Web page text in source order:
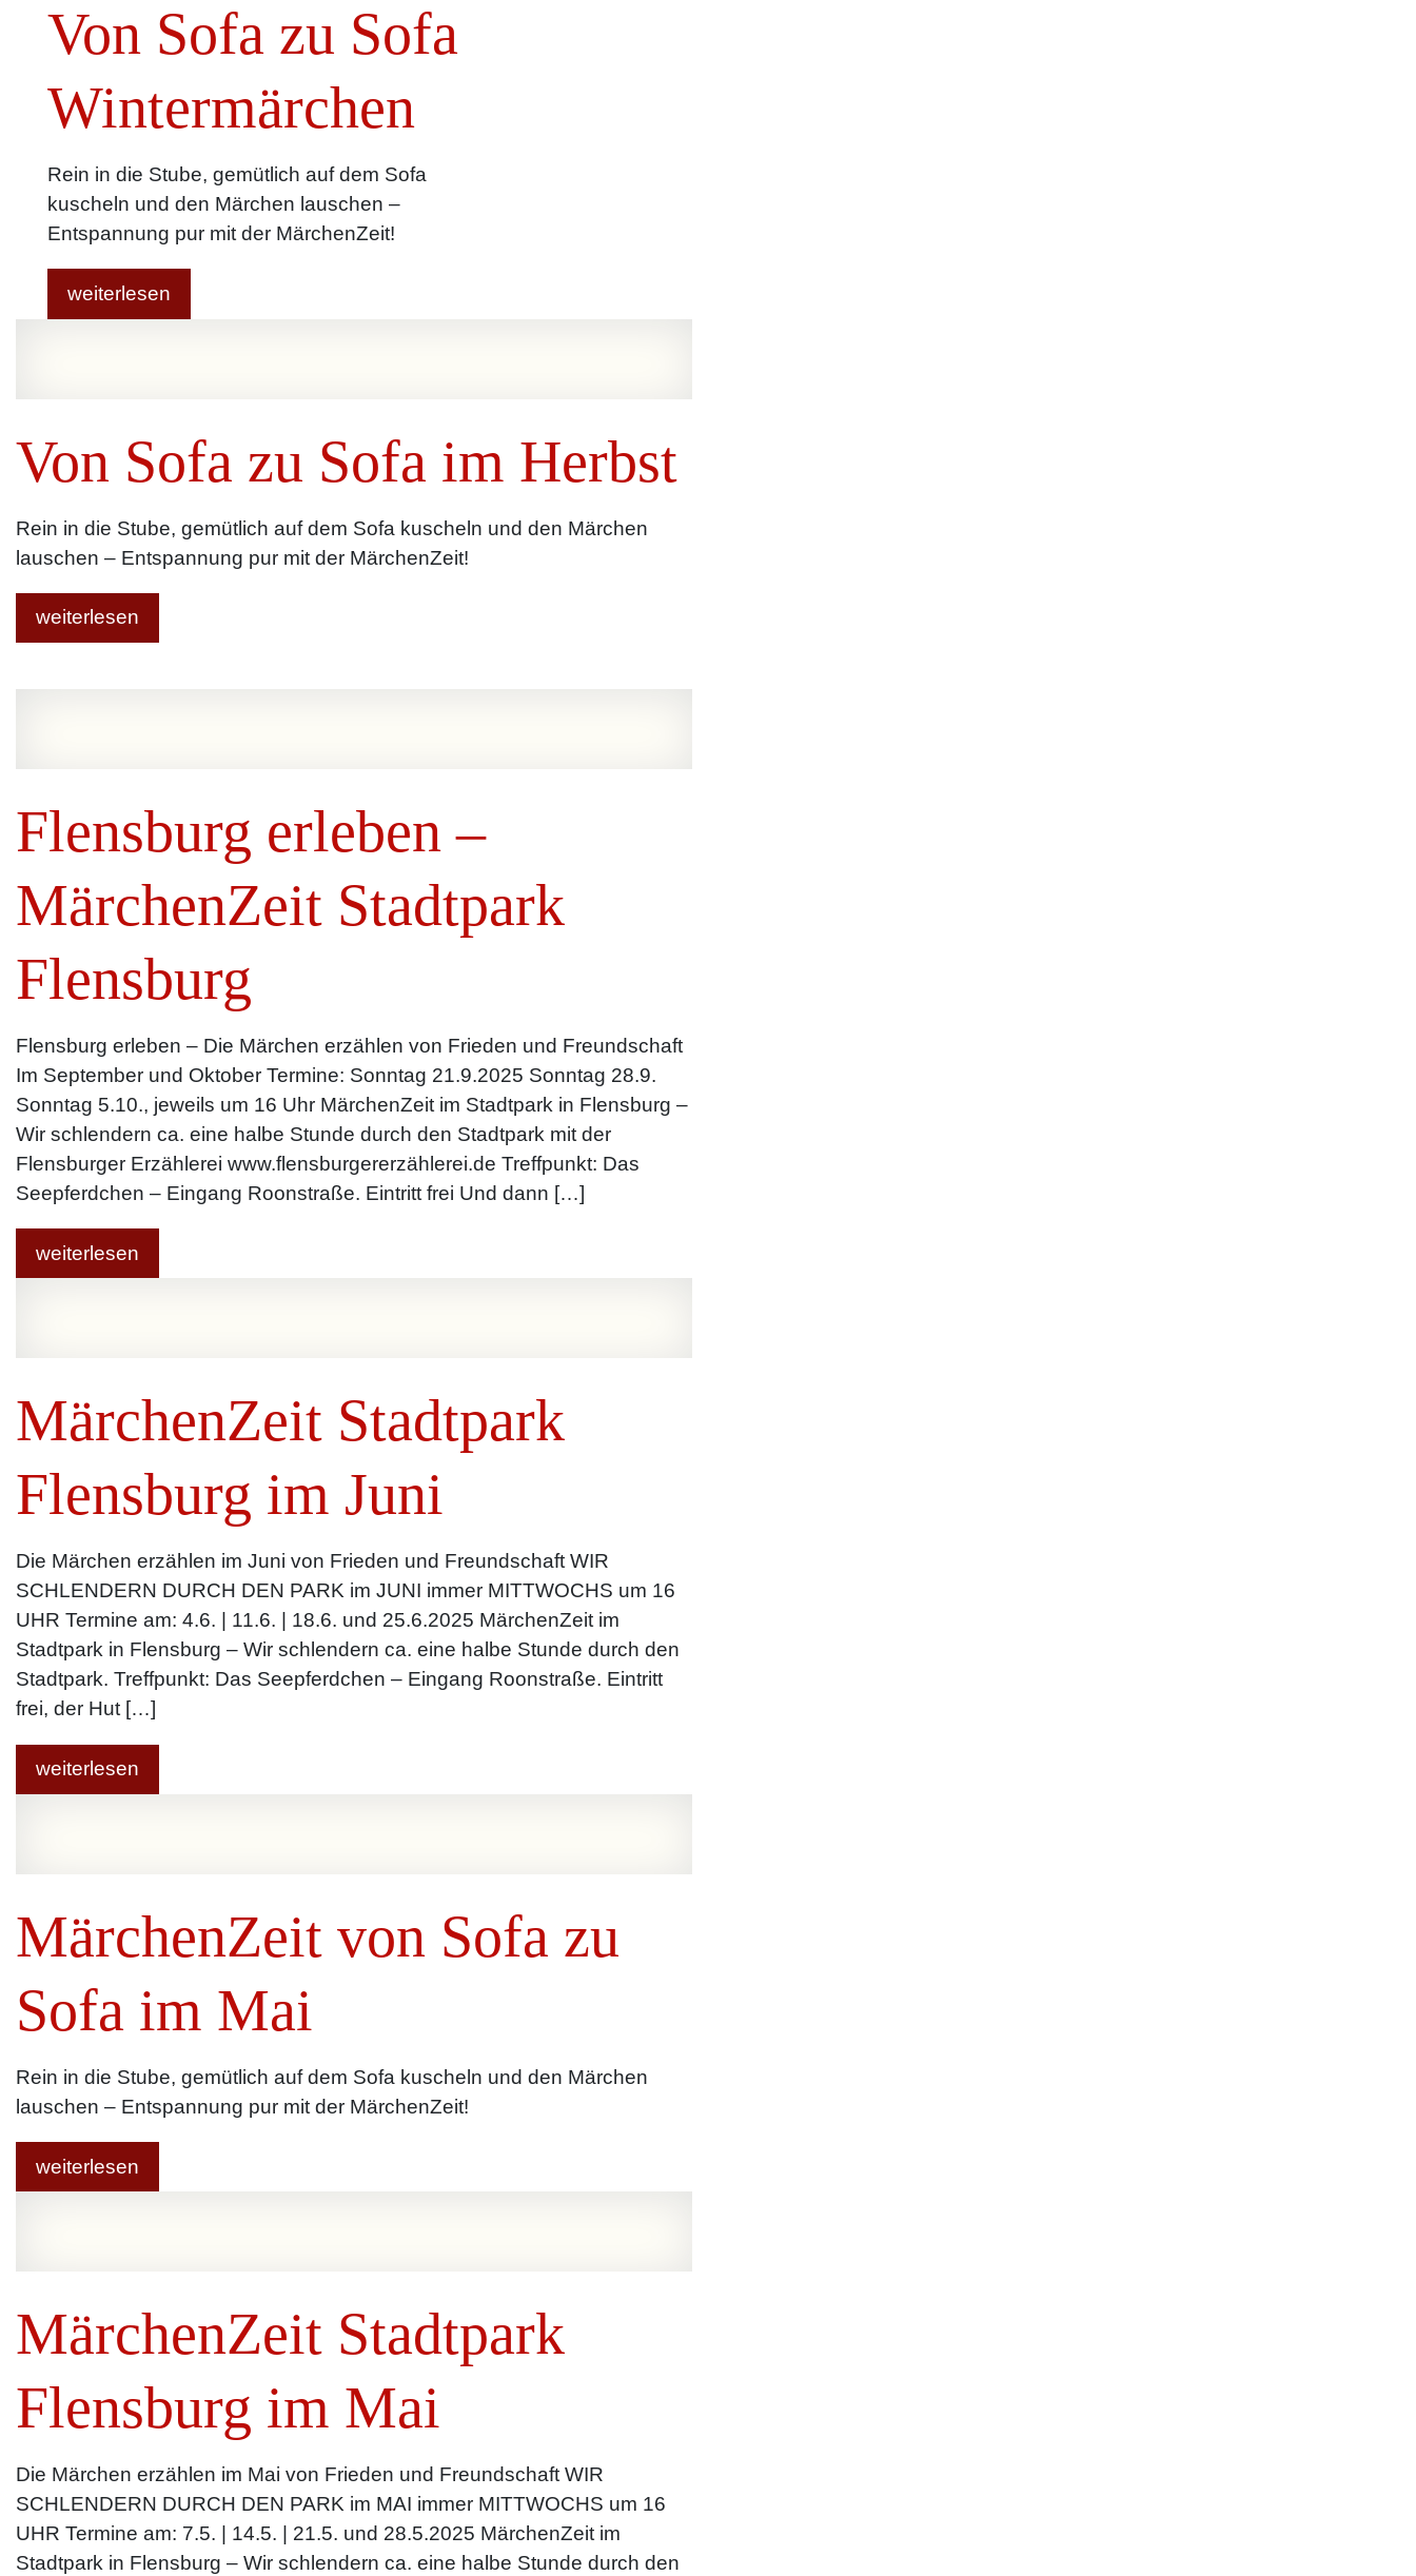
Von Sofa zu Sofa
Wintermärchen
Rein in die Stube, gemütlich auf dem Sofa
kuscheln und den Märchen lauschen –
Entspannung pur mit der MärchenZeit!
weiterlesen
Von Sofa zu Sofa im Herbst
Rein in die Stube, gemütlich auf dem Sofa kuscheln und den Märchen
lauschen – Entspannung pur mit der MärchenZeit!
weiterlesen
Flensburg erleben –
MärchenZeit Stadtpark
Flensburg
Flensburg erleben – Die Märchen erzählen von Frieden und Freundschaft
Im September und Oktober Termine: Sonntag 21.9.2025 Sonntag 28.9.
Sonntag 5.10., jeweils um 16 Uhr MärchenZeit im Stadtpark in Flensburg –
Wir schlendern ca. eine halbe Stunde durch den Stadtpark mit der
Flensburger Erzählerei www.flensburgererzählerei.de Treffpunkt: Das
Seepferdchen – Eingang Roonstraße. Eintritt frei Und dann […]
weiterlesen
MärchenZeit Stadtpark
Flensburg im Juni
Die Märchen erzählen im Juni von Frieden und Freundschaft WIR
SCHLENDERN DURCH DEN PARK im JUNI immer MITTWOCHS um 16
UHR Termine am: 4.6. | 11.6. | 18.6. und 25.6.2025 MärchenZeit im
Stadtpark in Flensburg – Wir schlendern ca. eine halbe Stunde durch den
Stadtpark. Treffpunkt: Das Seepferdchen – Eingang Roonstraße. Eintritt
frei, der Hut […]
weiterlesen
MärchenZeit von Sofa zu
Sofa im Mai
Rein in die Stube, gemütlich auf dem Sofa kuscheln und den Märchen
lauschen – Entspannung pur mit der MärchenZeit!
weiterlesen
MärchenZeit Stadtpark
Flensburg im Mai
Die Märchen erzählen im Mai von Frieden und Freundschaft WIR
SCHLENDERN DURCH DEN PARK im MAI immer MITTWOCHS um 16
UHR Termine am: 7.5. | 14.5. | 21.5. und 28.5.2025 MärchenZeit im
Stadtpark in Flensburg – Wir schlendern ca. eine halbe Stunde durch den